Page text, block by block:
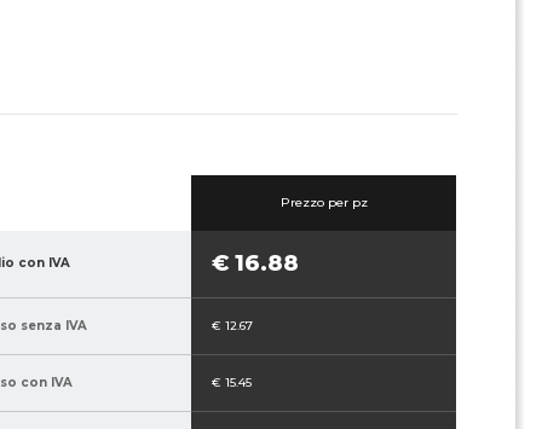
Prezzo per pz
con IVA € 16.88
senza IVA € 12.67
con IVA € 15.45